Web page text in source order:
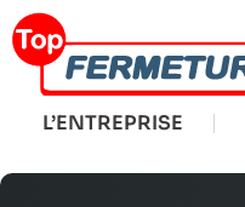
L’ENTREPRISE